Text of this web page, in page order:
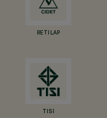
RETILAP
TISI